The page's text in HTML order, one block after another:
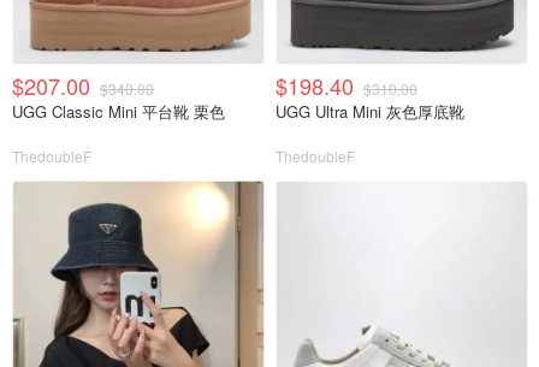
$207.00 $340.00
UGG Classic Mini 平台靴 栗色
ThedoubleF
$198.40 $310.00
UGG Ultra Mini 灰色厚底靴
ThedoubleF